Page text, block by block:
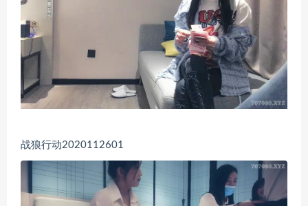
战狼行动2020112601